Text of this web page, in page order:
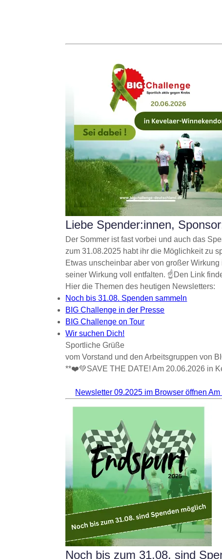
Liebe Spender:innen,
Der Sommer ist fast vorbei und auch das
zum 31.08.2025 habt ihr die Möglichkeit zu
Etwas unscheinbar aber von großer
seiner Wirkung voll entfalten. ☝️Den Link
Hier die Themen des heutigen Newsletters:
Noch bis 31.08. Spenden sammeln
BIG Challenge in der Presse
BIG Challenge on Tour
Wir suchen Dich!
Sportliche Grüße
vom Vorstand und den Arbeitsgruppen von
**❤️💚SAVE THE DATE! Am 20.06.2026 in
Newsletter 09.2025 im Browser öffnenAm
Noch bis zum 31.08. sind